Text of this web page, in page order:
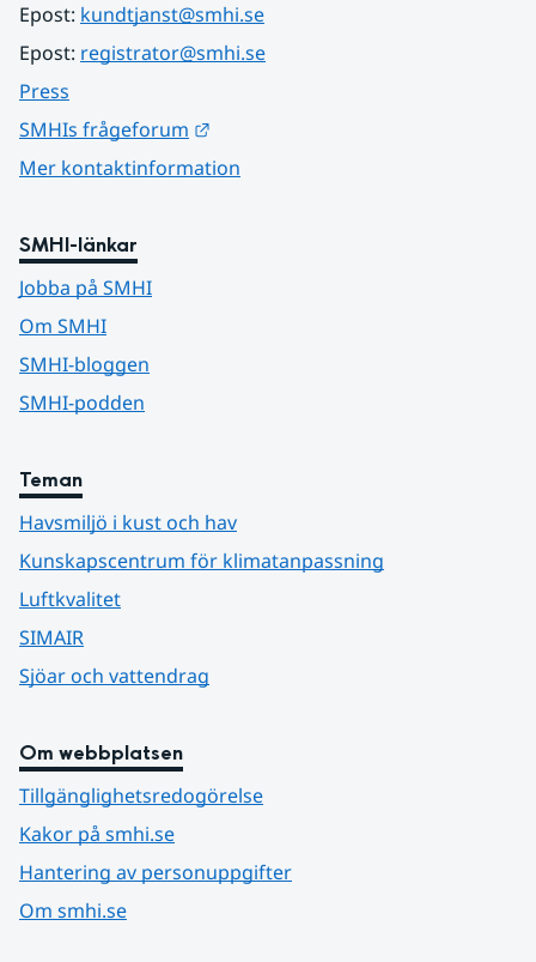
Epost: kundtjanst@smhi.se
Epost: registrator@smhi.se
Press
SMHIs frågeforum
Mer kontaktinformation
SMHI-länkar
Jobba på SMHI
Om SMHI
SMHI-bloggen
SMHI-podden
Teman
Havsmiljö i kust och hav
Kunskapscentrum för klimatanpassning
Luftkvalitet
SIMAIR
Sjöar och vattendrag
Om webbplatsen
Tillgänglighetsredogörelse
Kakor på smhi.se
Hantering av personuppgifter
Om smhi.se